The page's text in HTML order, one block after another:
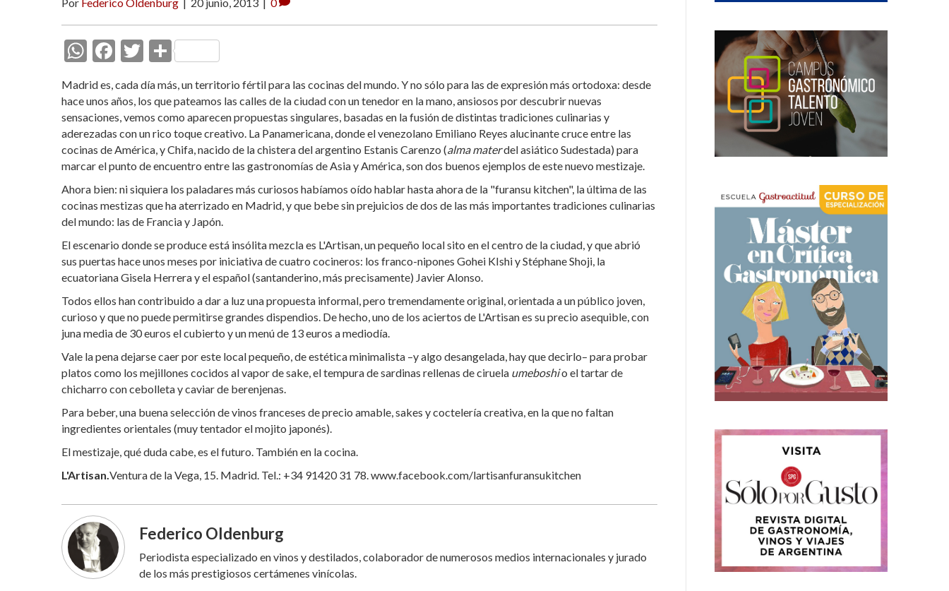
Por Federico Oldenburg 20 junio, 2013 0
W
at
s
A
p
p
F
e
b
o
o
k
T
itt
er
C
m
p
ar
ti
r
Madrid es, cada día más, un territorio fértil para las cocinas del mundo. Y no sólo para las de expresión más ortodoxa: desde
hace unos años, los que pateamos las calles de la ciudad con un tenedor en la mano, ansiosos por descubrir nuevas
sensaciones, vemos como aparecen propuestas singulares, basadas en la fusión de distintas tradiciones culinarias y
aderezadas con un rico toque creativo. La Panamericana, donde el venezolano Emiliano Reyes alucinante cruce entre las
cocinas de América, y Chifa, nacido de la chistera del argentino Estanis Carenzo (alma materdel asiático Sudestada) para
marcar el punto de encuentro entre las gastronomías de Asia y América, son dos buenos ejemplos de este nuevo mestizaje.
Ahora bien: ni siquiera los paladares más curiosos habíamos oído hablar hasta ahora de la "furansu kitchen", la última de las
cocinas mestizas que ha aterrizado en Madrid, y que bebe sin prejuicios de dos de las más importantes tradiciones culinarias
del mundo: las de Francia y Japón.
El escenario donde se produce está insólita mezcla es L'Artisan, un pequeño local sito en el centro de la ciudad, y que abrió
sus puertas hace unos meses por iniciativa de cuatro cocineros: los franco-nipones Gohei KIshi y Stéphane Shoji, la
ecuatoriana Gisela Herrera y el español (santanderino, más precisamente) Javier Alonso.
Todos ellos han contribuido a dar a luz una propuesta informal, pero tremendamente original, orientada a un público joven,
curioso y que no puede permitirse grandes dispendios. De hecho, uno de los aciertos de L'Artisan es su precio asequible, con
juna media de 30 euros el cubierto y un menú de 13 euros a mediodía.
Vale la pena dejarse caer por este local pequeño, de estética minimalista –y algo desangelada, hay que decirlo– para probar
platos como los mejillones cocidos al vapor de sake, el tempura de sardinas rellenas de ciruela umeboshio el tartar de
chicharro con cebolleta y caviar de berenjenas.
Para beber, una buena selección de vinos franceses de precio amable, sakes y coctelería creativa, en la que no faltan
ingredientes orientales (muy tentador el mojito japonés).
El mestizaje, qué duda cabe, es el futuro. También en la cocina.
L'Artisan.Ventura de la Vega, 15. Madrid. Tel.: +34 91420 31 78. www.facebook.com/lartisanfuransukitchen
Federico Oldenburg
Periodista especializado en vinos y destilados, colaborador de numerosos medios internacionales y jurado
de los más prestigiosos certámenes vinícolas.